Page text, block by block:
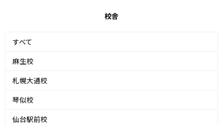
校舎
すべて
麻生校
札幌大通校
琴似校
仙台駅前校